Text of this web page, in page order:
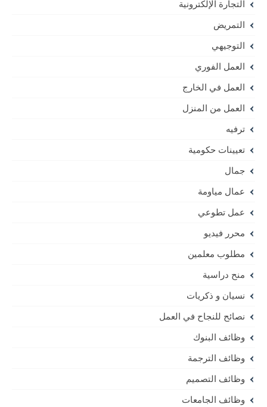
التجارة الإلكترونية
التمريض
التوجيهي
العمل الفوري
العمل في الخارج
العمل من المنزل
ترفيه
تعيينات حكومية
جمال
عمال مياومة
عمل تطوعي
محرر فيديو
مطلوب معلمين
منح دراسية
نسيان و ذكريات
نصائح للنجاح في العمل
وظائف البنوك
وظائف الترجمة
وظائف التصميم
وظائف الجامعات